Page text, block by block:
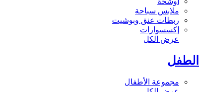
ملابس سباحة
ربطات عنق وبوشيت
إكسسوارات
عرض الكل
الطفل
مجموعة الأطفال